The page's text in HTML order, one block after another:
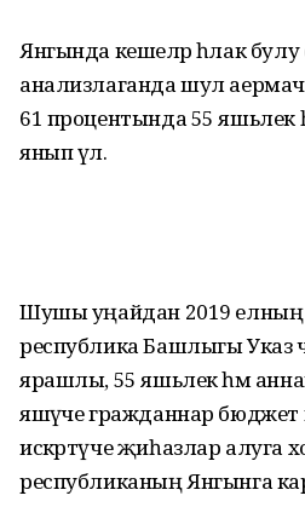
Янгында кешеләр һәлак
анализлаганда шул
61 процентында 55 яшьлек
янып үлә.
Шушы уңайдан 2019 елның
республика Башлыгы Указ
ярашлы, 55 яшьлек һәм
яшәүче гражданнар бюджет
искәртүче җиһазлар алуга
республиканың Янгынга